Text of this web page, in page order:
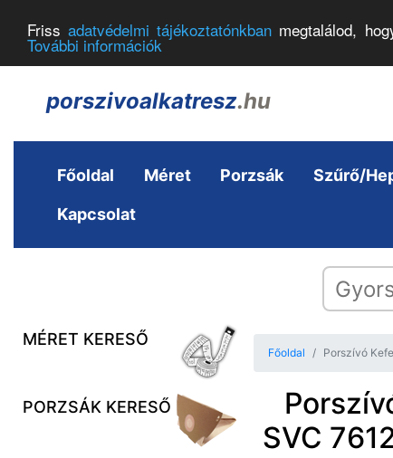
Frissadatvédelmi tájékoztatónkban megtalálod,
További információk
porszivoalkatresz.hu
Főoldal Méret Porzsák Szűrő/
Kapcsolat
MÉRET KERESŐ
PORZSÁK KERESŐ
Főoldal Porszívó
SVC